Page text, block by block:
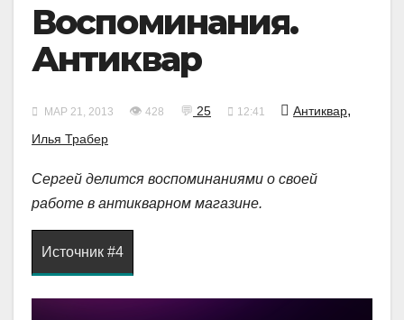
Воспоминания.
Антиквар
МАР 21, 2013 👁 428 💬 25 12:41 Антиквар,
Илья Трабер
Сергей делится воспоминаниями о своей
работе в антикварном магазине.
Источник #4